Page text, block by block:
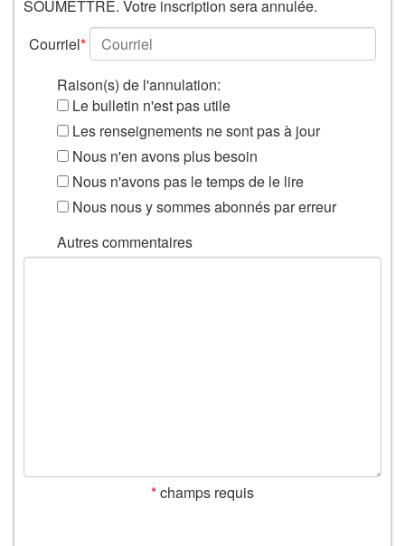
SOUMETTRE. Votre inscription sera annulée.
Courriel*
Raison(s) de l'annulation:
Le bulletin n'est pas utile
Les renseignements ne sont pas à jour
Nous n'en avons plus besoin
Nous n'avons pas le temps de le lire
Nous nous y sommes abonnés par erreur
Autres commentaires
*champs requis